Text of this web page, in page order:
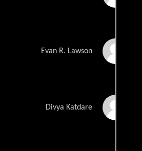
Evan R. Lawson
Divya Katdare